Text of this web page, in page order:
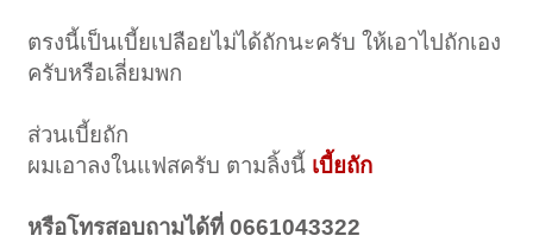
ตรงนี้เป็นเบี้ยเปลือยไม่ได้ถักนะครับ ให้เอาไปถักเอง
ครับหรือเลี่ยมพก
ส่วนเบี้ยถัก
ผมเอาลงในแฟสครับ ตามลิ้งนี้ เบี้ยถัก
หรือโทรสอบถามได้ที่ 0661043322